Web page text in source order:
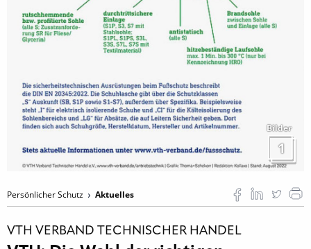
Bilder
1
Persönlicher Schutz Aktuelles
VTH VERBAND TECHNISCHER HANDEL